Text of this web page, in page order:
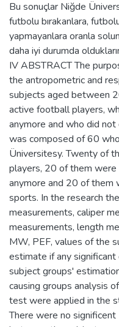
Bu sonuçlar Niğde
futbolu bırakanlara,
yapmayanlara oranla
daha iyi durumda
IV ABSTRACT The
the antropometric and
subjects aged between
active football players,
anymore and who did
was composed of 60
Üniversitesy. Twenty of
players, 20 of them
anymore and 20 of them
sports. In the research
measurements, caliper
measurements, length
MW, PEF, values of the
estimate if any
subject groups'
causing groups analysis
test were applied in the
There were no